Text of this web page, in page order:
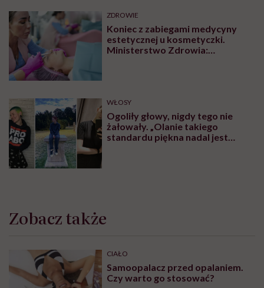
ZDROWIE
Koniec z zabiegami medycyny
estetycznej u kosmetyczki.
Ministerstwo Zdrowia:
WŁOSY
Ogoliły głowy, nigdy tego nie
żałowały. „Olanie takiego
standardu piękna nadal jest
Zobacz także
CIAŁO
Samoopalacz przed opalaniem.
Czy warto go stosować?